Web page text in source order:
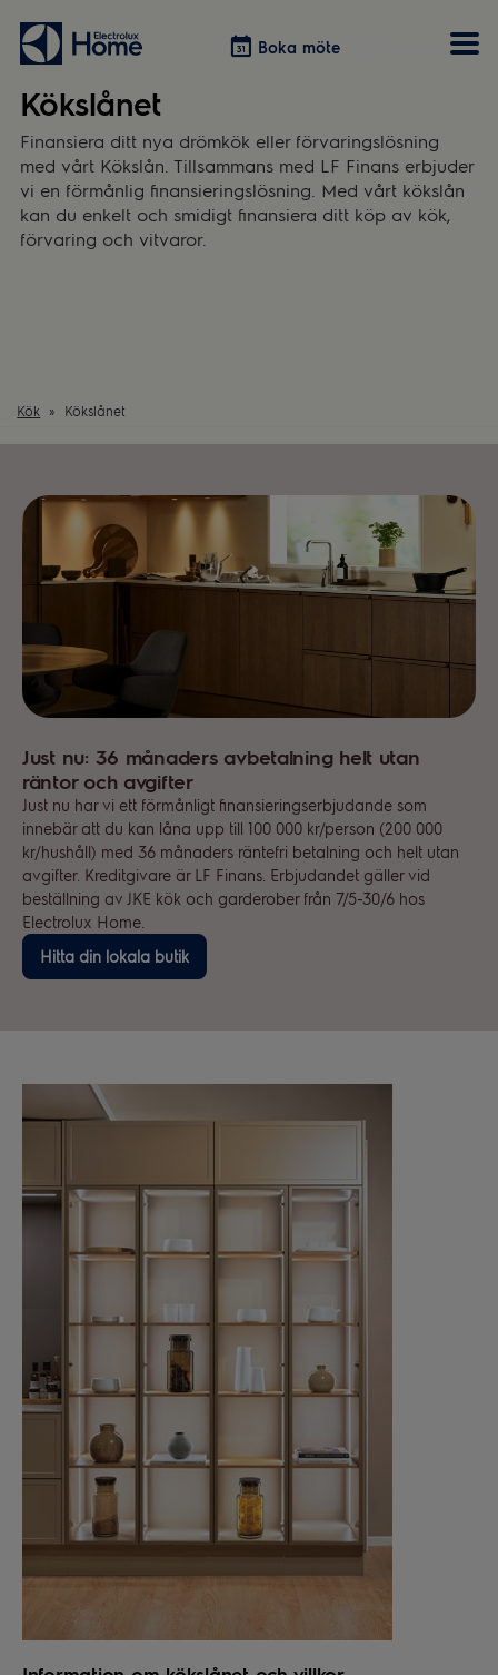
Boka möte
Våra kök
Inspiration
Övrigt
Förvaring
Välja garderobslösning
Övrigt
Vitvaror
Tvätt & Tork
Dammsugare
Hem & Hushåll
Övrigt
Kökslånet
Finansiera ditt nya drömkök eller förvaringslösning
med vårt Kökslån. Tillsammans med LF Finans erbjuder
vi en förmånlig finansieringslösning. Med vårt kökslån
kan du enkelt och smidigt finansiera ditt köp av kök,
förvaring och vitvaror.
Kök Kökslånet
Just nu: 36 månaders avbetalning helt utan
räntor och avgifter
Just nu har vi ett förmånligt finansieringserbjudande som
innebär att du kan låna upp till 100 000 kr/person (200 000
kr/hushåll) med 36 månaders räntefri betalning och helt utan
avgifter. Kreditgivare är LF Finans. Erbjudandet gäller vid
beställning av JKE kök och garderober från 7/5-30/6 hos
Electrolux Home.
Hitta din lokala butik